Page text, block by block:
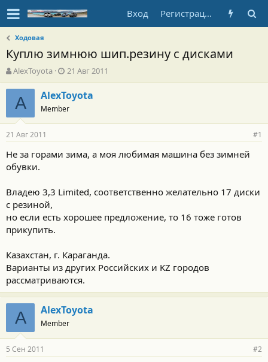
Вход Регистрация
Ходовая
Куплю зимнюю шип.резину с дисками
А
в
т
о
т
е
м
ы
AlexToyota
Д
а
т
а
н
а
а
л
21 Авг 2011
A AlexToyota
Member
21 Авг 2011 #1
Не за горами зима, а моя любимая машина без зимней
обувки.
Владею 3,3 Limited, соответственно желательно 17 диски
с резиной,
но если есть хорошее предложение, то 16 тоже готов
прикупить.
Казахстан, г. Караганда.
Варианты из других Российских и KZ городов
рассматриваются.
A AlexToyota
Member
5 Сен 2011 #2